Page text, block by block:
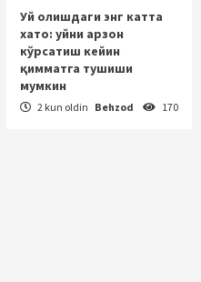
Уй олишдаги энг катта
хато: уйни арзон
кўрсатиш кейин
қимматга тушиши
мумкин
2 kun oldin Behzod 170